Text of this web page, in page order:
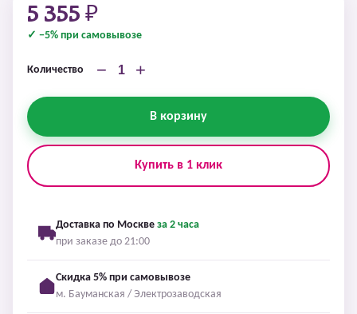
5 355 ₽
✓ −5% при самовывозе
Количество − +
В корзину
Купить в 1 клик
Доставка по Москве за 2 часа
при заказе до 21:00
Скидка 5% при самовывозе
м. Бауманская / Электрозаводская